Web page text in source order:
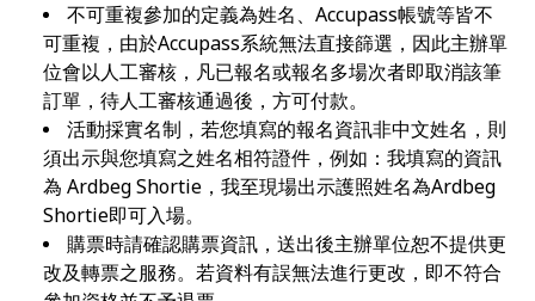
不可重複參加的定義為姓名、Accupass帳號等皆不
可重複，由於Accupass系統無法直接篩選，因此主辦單
位會以人工審核，凡已報名或報名多場次者即取消該筆
訂單，待人工審核通過後，方可付款。
活動採實名制，若您填寫的報名資訊非中文姓名，則
須出示與您填寫之姓名相符證件，例如：我填寫的資訊
為 Ardbeg Shortie，我至現場出示護照姓名為Ardbeg
Shortie即可入場。
購票時請確認購票資訊，送出後主辦單位恕不提供更
改及轉票之服務。若資料有誤無法進行更改，即不符合